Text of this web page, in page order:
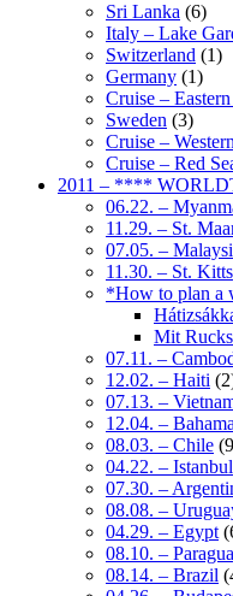
Sri Lanka (6)
Italy – Lake
Switzerland (1)
Germany (1)
Cruise –
Sweden (3)
Cruise –
Cruise – Red
2011 – ****
06.22. –
11.29. – St.
07.05. –
11.30. – St. Kitts
*How to plan a
Mit
07.11. –
12.02. – Haiti
07.13. –
12.04. –
08.03. – Chile
04.22. – Istanbul
07.30. –
08.08. –
04.29. – Egypt
08.10. –
08.14. – Brazil